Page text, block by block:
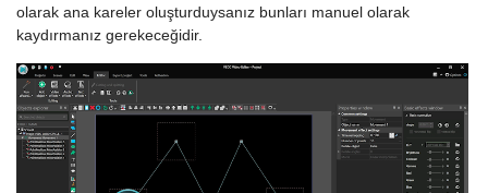
olarak ana kareler oluşturduysanız bunları manuel olarak
kaydırmanız gerekeceğidir.